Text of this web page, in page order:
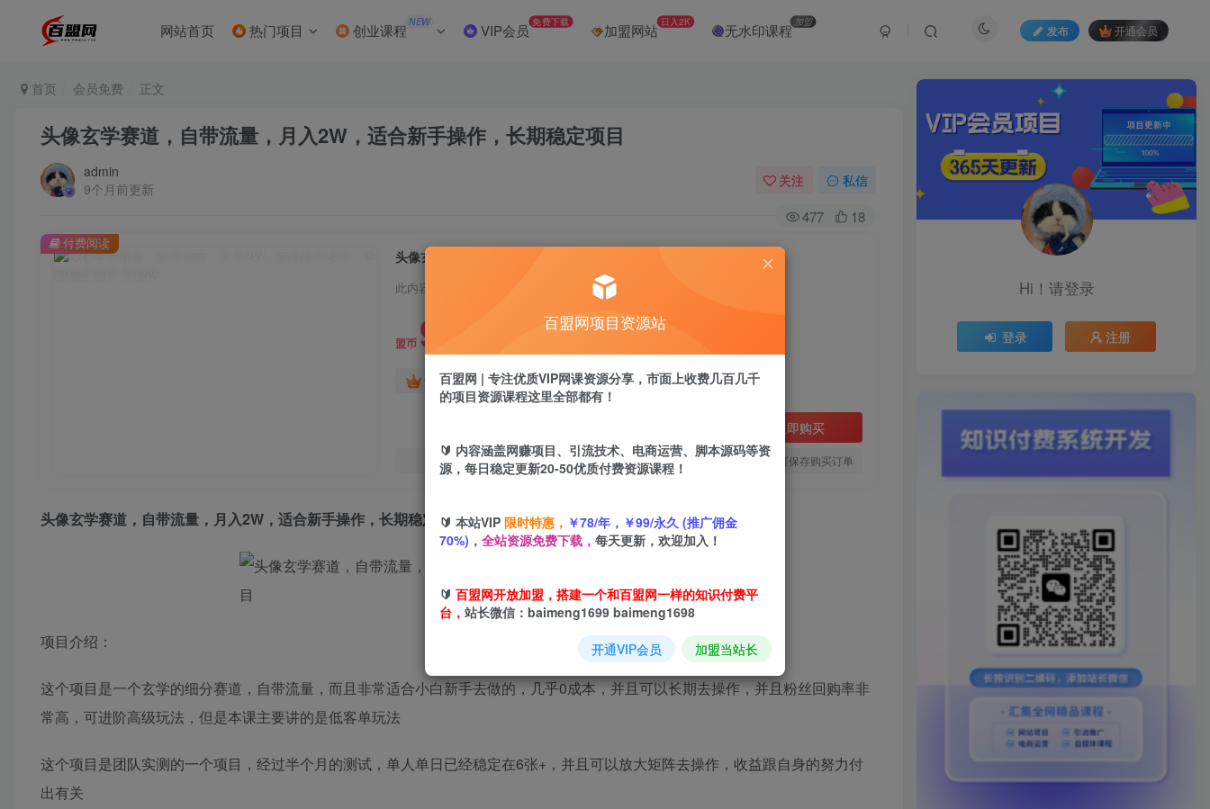
网站首页 热门项目 创业课程 NEW VIP会员 免费下载 加盟网站 日入2K 无水印课程 加盟
发布 开通会员
首页 会员免费 正文
头像玄学赛道，自带流量，月入2W，适合新手操作，长期稳定项目
admin
9个月前更新
关注 私信
477 18
头像玄学赛道，自带流量，月入2W，适合新手操作，长期稳定项目
此内容为付费阅读，请付费后查看
盟币 9.9
黄金会员免费 超级会员免费
立即购买
您当前未登录！建议登陆后购买，可保存购买订单
付费阅读
头像玄学赛道，自带流量，月入2W，适合新手操作，长期稳定项目
项目介绍：
这个项目是一个玄学的细分赛道，自带流量，而且非常适合小白新手去做的，几乎0成本，并且可以长期去操作，并且粉丝回购率非
常高，可进阶高级玩法，但是本课主要讲的是低客单玩法
这个项目是团队实测的一个项目，经过半个月的测试，单人单日已经稳定在6张+，并且可以放大矩阵去操作，收益跟自身的努力付
出有关
Hi！请登录
登录 注册
百盟网项目资源站
百盟网 | 专注优质VIP网课资源分享，市面上收费几百几千
的项目资源课程这里全部都有！
🔰 内容涵盖网赚项目、引流技术、电商运营、脚本源码等资
源，每日稳定更新20-50优质付费资源课程！
🔰 本站VIP 限时特惠， ￥78/年，￥99/永久 (推广佣金
70%)， 全站资源免费下载， 每天更新，欢迎加入！
🔰 百盟网开放加盟，搭建一个和百盟网一样的知识付费平
台， 站长微信：baimeng1699 baimeng1698
开通VIP会员 加盟当站长